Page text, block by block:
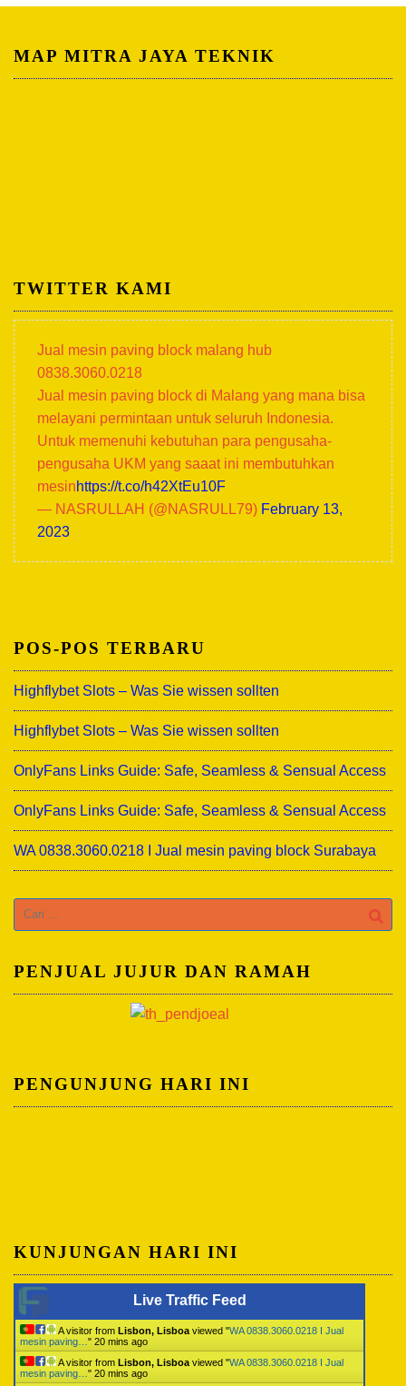
MAP MITRA JAYA TEKNIK
TWITTER KAMI
Jual mesin paving block malang hub
0838.3060.0218
Jual mesin paving block di Malang yang mana bisa
melayani permintaan untuk seluruh Indonesia.
Untuk memenuhi kebutuhan para pengusaha-
pengusaha UKM yang saaat ini membutuhkan
mesinhttps://t.co/h42XtEu10F
— NASRULLAH (@NASRULL79) February 13,
2023
POS-POS TERBARU
Highflybet Slots – Was Sie wissen sollten
Highflybet Slots – Was Sie wissen sollten
OnlyFans Links Guide: Safe, Seamless & Sensual Access
OnlyFans Links Guide: Safe, Seamless & Sensual Access
WA 0838.3060.0218 I Jual mesin paving block Surabaya
Cari
untuk:
PENJUAL JUJUR DAN RAMAH
PENGUNJUNG HARI INI
KUNJUNGAN HARI INI
Live Traffic Feed
A visitor from Lisbon, Lisboa viewed "WA 0838.3060.0218 I Jual
mesin paving… " 20 mins ago
A visitor from Lisbon, Lisboa viewed "WA 0838.3060.0218 I Jual
mesin paving… " 20 mins ago